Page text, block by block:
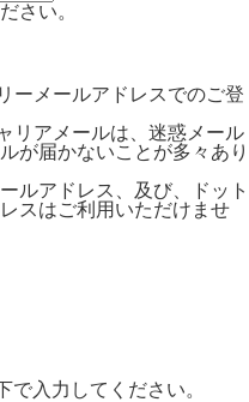
さい。
ーメールアドレスでのご登
リアメールは、迷惑メール
が届かないことが多々あり
ルアドレス、及び、ドット
スはご利用いただけませ
入力してください。